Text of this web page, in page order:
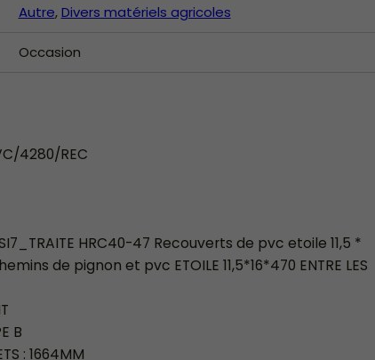
Autre Divers matériels agricoles
Occasion
4280/REC
HRC40-47 Recouverts de pvc etoile 11,5 *
de pignon et pvc ETOILE 11,5*16*470 ENTRE LES
B
: 1664MM